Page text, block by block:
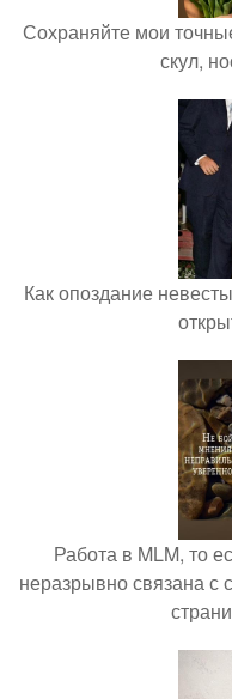
Сохраняйте мои
скул,
Как опоздание
Работа в MLM, то
неразрывно связана с